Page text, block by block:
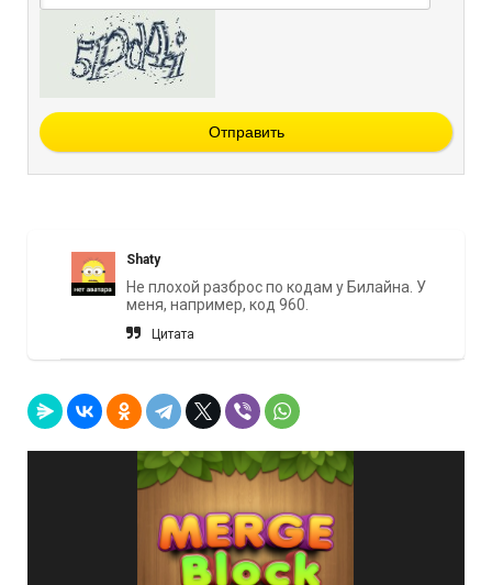
Отправить
Shaty
Не плохой разброс по кодам у Билайна. У
меня, например, код 960.
Цитата